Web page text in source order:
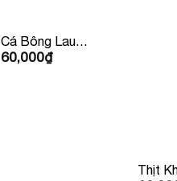
Cá Bông Lau
Kho Tộ
60,000₫
Thịt